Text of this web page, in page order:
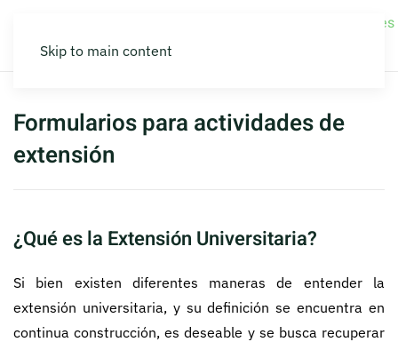
Skip to main content
Escuela
Elecciones
Formularios para actividades de
extensión
¿Qué es la Extensión Universitaria?
Si bien existen diferentes maneras de entender la
extensión universitaria, y su definición se encuentra en
continua construcción, es deseable y se busca recuperar